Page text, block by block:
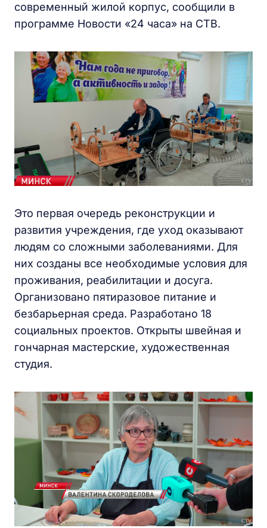
современный жилой корпус, сообщили в
программе Новости «24 часа» на СТВ.
Это первая очередь реконструкции и
развития учреждения, где уход оказывают
людям со сложными заболеваниями. Для
них созданы все необходимые условия для
проживания, реабилитации и досуга.
Организовано пятиразовое питание и
безбарьерная среда. Разработано 18
социальных проектов. Открыты швейная и
гончарная мастерские, художественная
студия.